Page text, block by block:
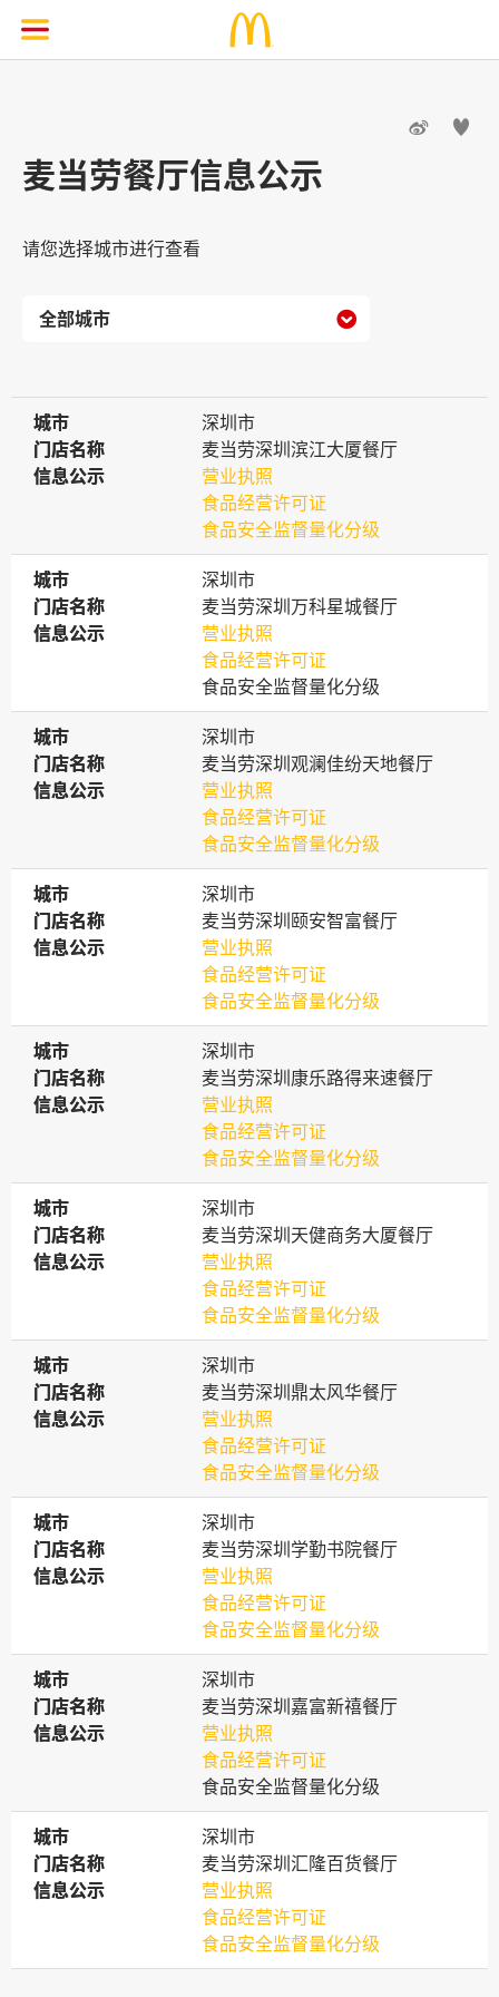
 
麦当劳餐厅信息公示
请您选择城市进行查看

城市
城市
深圳市
门店名称
门店名称
麦当劳深圳滨江大厦餐厅
信息公示
信息公示
营业执照
食品经营许可证
食品安全监督量化分级
城市
城市
深圳市
门店名称
门店名称
麦当劳深圳万科星城餐厅
信息公示
信息公示
营业执照
食品经营许可证
食品安全监督量化分级
城市
城市
深圳市
门店名称
门店名称
麦当劳深圳观澜佳纷天地餐厅
信息公示
信息公示
营业执照
食品经营许可证
食品安全监督量化分级
城市
城市
深圳市
门店名称
门店名称
麦当劳深圳颐安智富餐厅
信息公示
信息公示
营业执照
食品经营许可证
食品安全监督量化分级
城市
城市
深圳市
门店名称
门店名称
麦当劳深圳康乐路得来速餐厅
信息公示
信息公示
营业执照
食品经营许可证
食品安全监督量化分级
城市
城市
深圳市
门店名称
门店名称
麦当劳深圳天健商务大厦餐厅
信息公示
信息公示
营业执照
食品经营许可证
食品安全监督量化分级
城市
城市
深圳市
门店名称
门店名称
麦当劳深圳鼎太风华餐厅
信息公示
信息公示
营业执照
食品经营许可证
食品安全监督量化分级
城市
城市
深圳市
门店名称
门店名称
麦当劳深圳学勤书院餐厅
信息公示
信息公示
营业执照
食品经营许可证
食品安全监督量化分级
城市
城市
深圳市
门店名称
门店名称
麦当劳深圳嘉富新禧餐厅
信息公示
信息公示
营业执照
食品经营许可证
食品安全监督量化分级
城市
城市
深圳市
门店名称
门店名称
麦当劳深圳汇隆百货餐厅
信息公示
信息公示
营业执照
食品经营许可证
食品安全监督量化分级